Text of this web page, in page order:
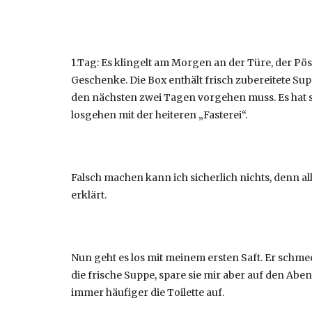
1.Tag: Es klingelt am Morgen an der Türe, der
Geschenke. Die Box enthält frisch zubereitete
den nächsten zwei Tagen vorgehen muss. Es
losgehen mit der heiteren „Fasterei“.
Falsch machen kann ich sicherlich nichts, denn
erklärt.
Nun geht es los mit meinem ersten Saft. Er
die frische Suppe, spare sie mir aber auf den
immer häufiger die Toilette auf.